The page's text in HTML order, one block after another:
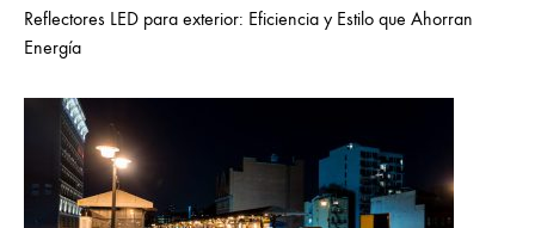
Reflectores LED para exterior: Eficiencia y Estilo que Ahorran
Energía